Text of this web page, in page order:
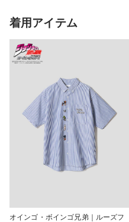
着用アイテム
オインゴ・ボインゴ兄弟｜ルーズフ